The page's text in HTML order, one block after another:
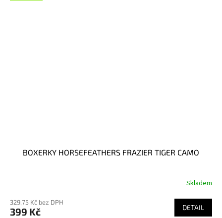
BOXERKY HORSEFEATHERS FRAZIER TIGER CAMO
Skladem
329,75 Kč bez DPH
399 Kč DETAIL